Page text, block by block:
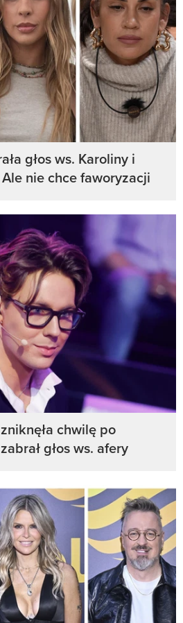
głos ws. Karoliny i
nie chce faworyzacji
chwilę po
głos ws. afery